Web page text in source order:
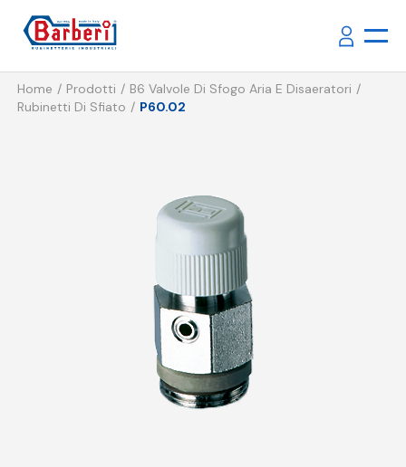
Home Prodotti
B6 Valvole Di Sfogo Aria E Disaeratori
Rubinetti Di Sfiato
P60.02